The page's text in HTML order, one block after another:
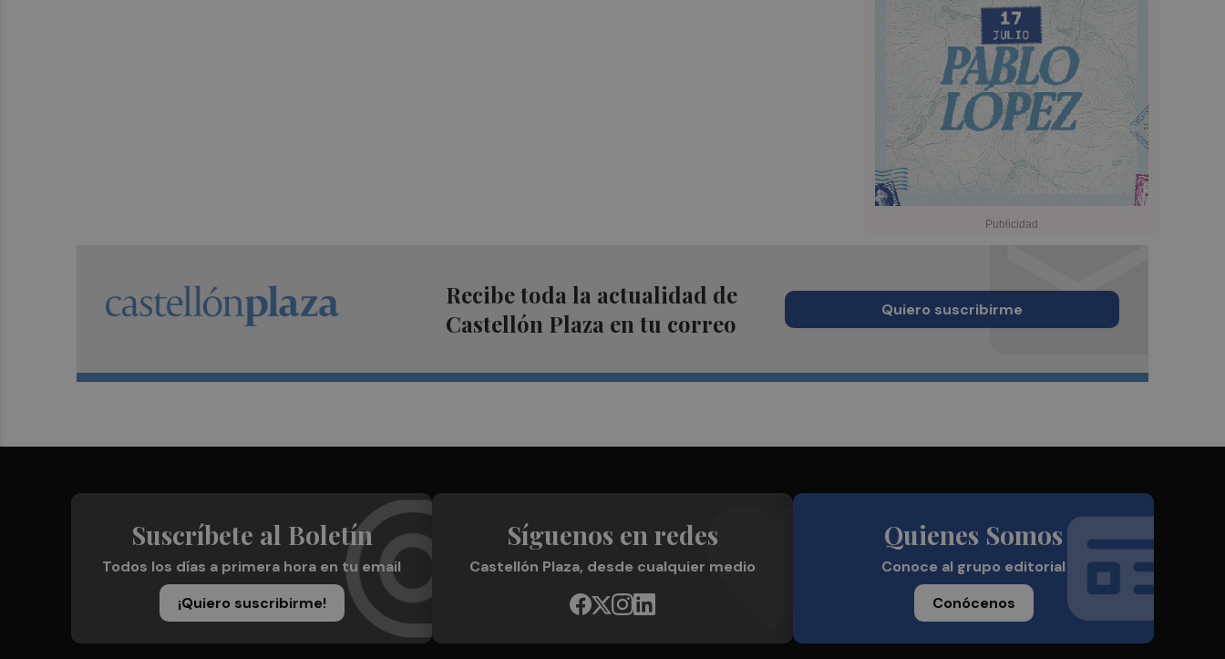
Recibe toda la actualidad de
Castellón Plaza en tu correo
Quiero suscribirme
Suscríbete al Boletín
Todos los días a primera hora en tu email
¡Quiero suscribirme!
Síguenos en redes
Castellón Plaza, desde cualquier medio
Quienes Somos
Conoce al grupo editorial
Conócenos